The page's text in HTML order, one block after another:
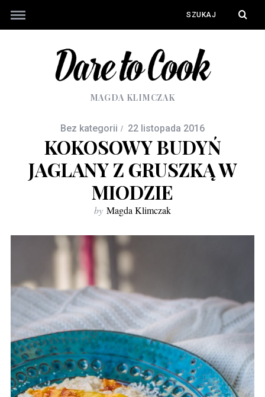
MAGDA KLIMCZAK
Bez kategorii 22 listopada 2016
KOKOSOWY BUDYŃ
JAGLANY Z GRUSZKĄ W
MIODZIE
by Magda Klimczak